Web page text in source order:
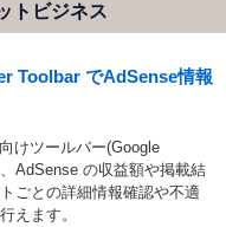
トビジネス
Toolbar でAdSense情報
けツールバー(Google
AdSense の収益額や掲載結
ごとの詳細情報確認や不適
えます。